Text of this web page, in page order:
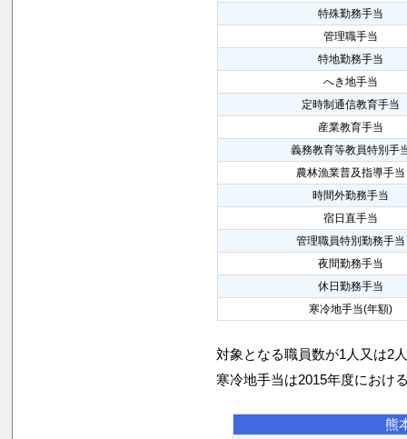
特殊勤務手当
管理職手当
特地勤務手当
へき地手当
定時制通信教育手当
産業教育手当
義務教育等教員特別手
農林漁業普及指導手当
時間外勤務手当
宿日直手当
管理職員特別勤務手当
夜間勤務手当
休日勤務手当
寒冷地手当(年額)
対象となる職員数が1人又は2
寒冷地手当は2015年度におけ
熊